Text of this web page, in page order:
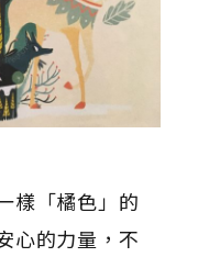
樣「橘色」的
心的力量，不